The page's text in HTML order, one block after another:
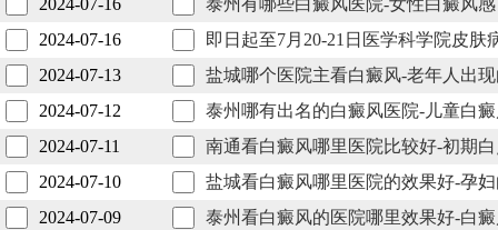
2024-07-16
泰州有哪些白癜风医院-女性白癜风
2024-07-16
即日起至7月20-21日医学科学院皮
2024-07-13
盐城哪个医院主看白癜风-老年人出
2024-07-12
泰州哪有出名的白癜风医院-儿童白
2024-07-11
南通看白癜风哪里医院比较好-初期
2024-07-10
盐城看白癜风哪里医院的效果好-孕
2024-07-09
泰州看白癜风的医院哪里效果好-白